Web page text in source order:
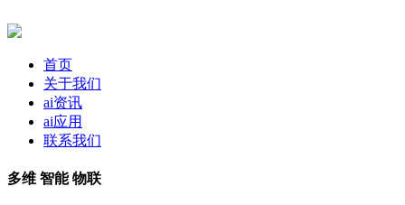
首页
关于我们
ai资讯
ai应用
联系我们
多维 智能 物联